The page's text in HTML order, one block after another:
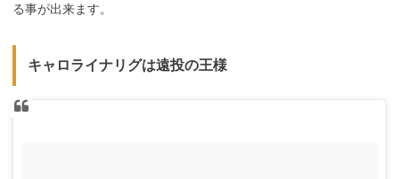
る事が出来ます。
キャロライナリグは遠投の王様